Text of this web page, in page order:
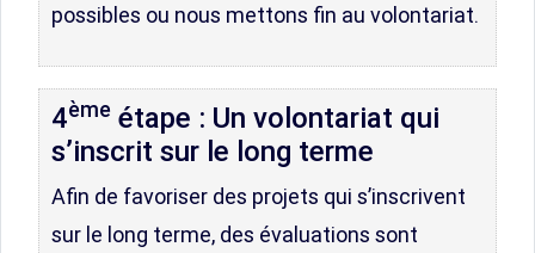
possibles ou nous mettons fin au volontariat.
4ème étape : Un volontariat qui
s’inscrit sur le long terme
Afin de favoriser des projets qui s’inscrivent
sur le long terme, des évaluations sont